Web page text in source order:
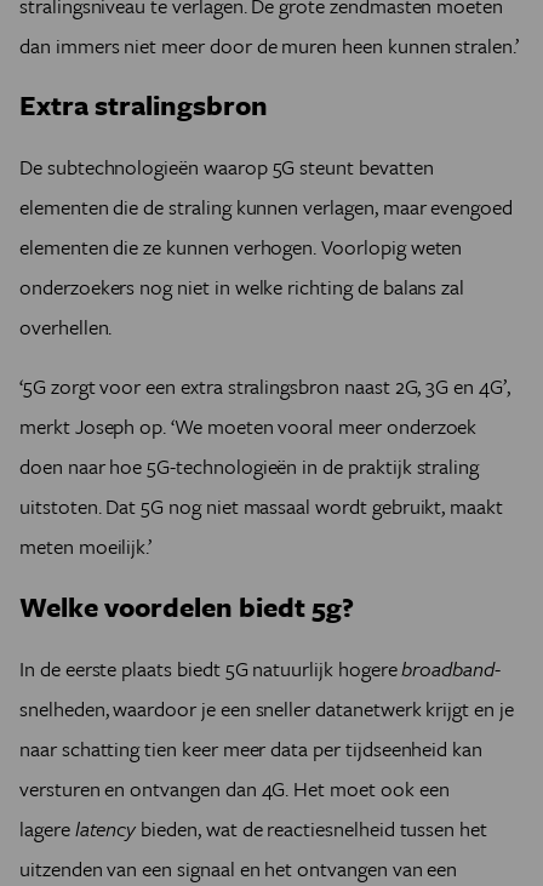
dan immers niet meer door de muren heen kunnen stralen.’
Extra stralingsbron
De subtechnologieën waarop 5G steunt bevatten
elementen die de straling kunnen verlagen, maar evengoed
elementen die ze kunnen verhogen. Voorlopig weten
onderzoekers nog niet in welke richting de balans zal
overhellen.
‘5G zorgt voor een extra stralingsbron naast 2G, 3G en 4G’,
merkt Joseph op. ‘We moeten vooral meer onderzoek
doen naar hoe 5G-technologieën in de praktijk straling
uitstoten. Dat 5G nog niet massaal wordt gebruikt, maakt
meten moeilijk.’
Welke voordelen biedt 5g?
In de eerste plaats biedt 5G natuurlijk hogerebroadband-
snelheden, waardoor je een sneller datanetwerk krijgt en je
naar schatting tien keer meer data per tijdseenheid kan
versturen en ontvangen dan 4G. Het moet ook een
lagerelatency bieden, wat de reactiesnelheid tussen het
uitzenden van een signaal en het ontvangen van een